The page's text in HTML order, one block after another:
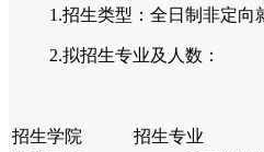
1.招生类型：全日制非定向
2.拟招生专业及人数：
招生学院 招生专业